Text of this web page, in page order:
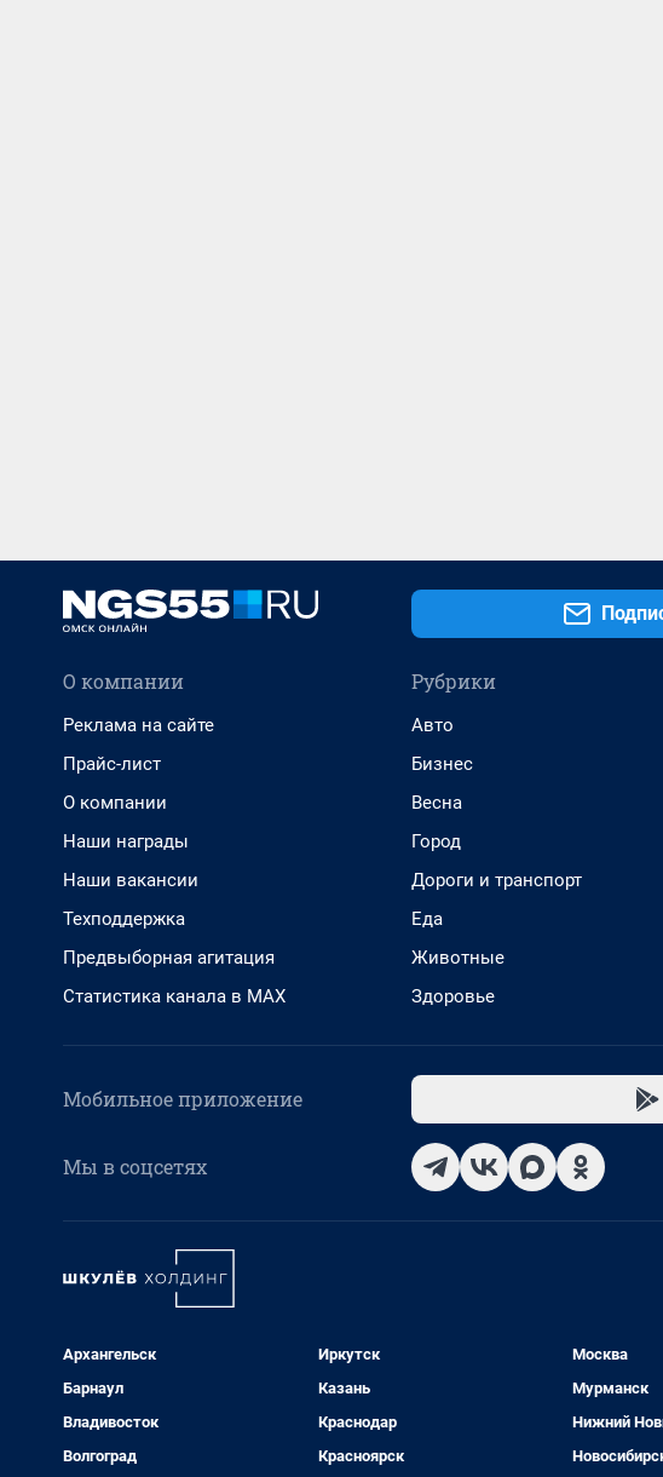
О компании
Реклама на сайте
Прайс-лист
О компании
Наши награды
Наши вакансии
Техподдержка
Предвыборная агитация
Статистика канала в MAX
Рубрики
Авто
Бизнес
Весна
Город
Дороги и транспорт
Еда
Животные
Здоровье
Мобильное приложение
Мы в соцсетях
Архангельск
Барнаул
Владивосток
Волгоград
Иркутск
Казань
Краснодар
Красноярск
Москва
Мурманск
Нижний